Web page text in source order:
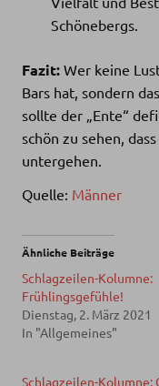
Schönebergs.
Fazit: Wer keine
Bars hat, sondern
sollte der „Ente“
schön zu sehen,
untergehen.
Quelle: Männer
Ähnliche Beiträge
Schlagzeilen-Kolumne:
Frühlingsgefühle!
Dienstag, 2. März 2021
In "Allgemeines"
Schlagzeilen-Kolumne: